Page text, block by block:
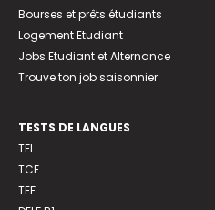
Bourses et prêts étudiants
Logement Etudiant
Jobs Etudiant et Alternance
Trouve ton job saisonnier
TESTS DE LANGUES
TFI
TCF
TEF